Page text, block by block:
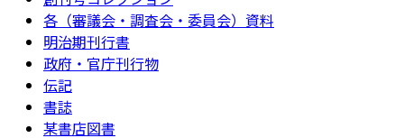
各（審議会・調査会・委員会）資料
明治期刊行書
政府・官庁刊行物
伝記
書誌
某書店図書